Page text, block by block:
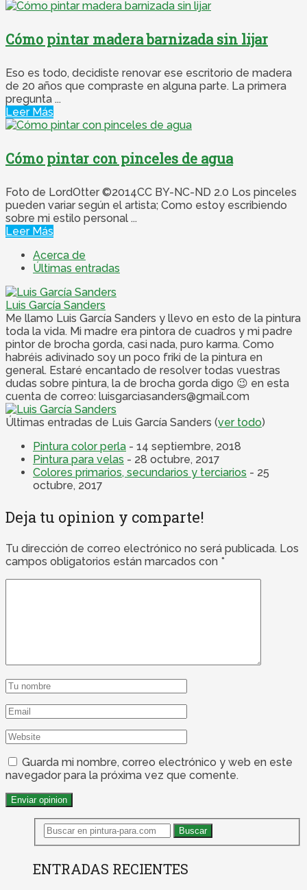
Cómo pintar madera barnizada sin lijar
Eso es todo, decidiste renovar ese escritorio de madera
de 20 años que compraste en alguna parte. La primera
pregunta ...
Leer Más
Cómo pintar con pinceles de agua
Foto de LordOtter ©2014CC BY-NC-ND 2.0 Los pinceles
pueden variar según el artista; Como estoy escribiendo
sobre mi estilo personal ...
Leer Más
Acerca de
Últimas entradas
Luis García Sanders
Me llamo Luis García Sanders y llevo en esto de la pintura
toda la vida. Mi madre era pintora de cuadros y mi padre
pintor de brocha gorda, casi nada, puro karma. Como
habréis adivinado soy un poco friki de la pintura en
general. Estaré encantado de resolver todas vuestras
dudas sobre pintura, la de brocha gorda digo 😉 en esta
cuenta de correo: luisgarciasanders@gmail.com
Últimas entradas de Luis García Sanders (ver todo)
Pintura color perla - 14 septiembre, 2018
Pintura para velas - 28 octubre, 2017
Colores primarios, secundarios y terciarios - 25
octubre, 2017
Deja tu opinion y comparte!
Tu dirección de correo electrónico no será publicada. Los
campos obligatorios están marcados con *
Guarda mi nombre, correo electrónico y web en este
navegador para la próxima vez que comente.
ENTRADAS RECIENTES